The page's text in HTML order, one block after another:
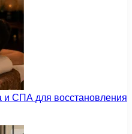
и СПА для восстановления